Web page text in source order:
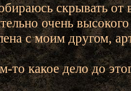
скрывать от
очень
с моим другом,
то какое дело до